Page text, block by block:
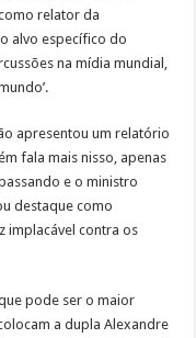
relator da
alvo específico do
na mídia mundial,
apresentou um relatório
fala mais nisso, apenas
e o ministro
destaque como
implacável contra os
pode ser o maior
a dupla Alexandre